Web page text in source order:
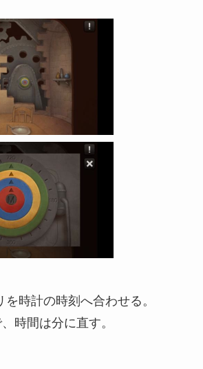
時計の時刻へ合わせる。
時間は分に直す。